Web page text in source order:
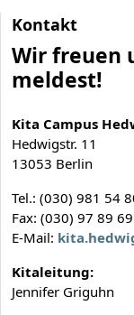
Kontakt
Wir freuen
meldest!
Kita Campus
Hedwigstr. 11
13053 Berlin
Tel.: (030) 981 54
Fax: (030) 97 89
E-Mail:
Kitaleitung:
Jennifer Griguhn